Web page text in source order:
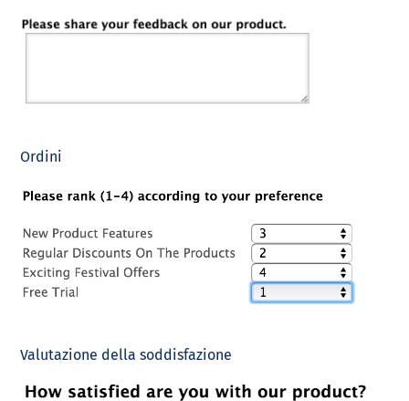
Ordini
Valutazione della soddisfazione